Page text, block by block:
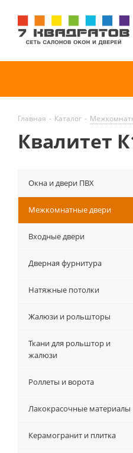
Главная - Каталог -
Квалитет
Окна и двери ПВХ
Межкомнатные двери
Входные двери
Дверная фурнитура
Натяжные потолки
Жалюзи и рольшторы
Ткани для рольштор и
жалюзи
Роллеты и ворота
Лакокрасочные материалы
Керамогранит и плитка